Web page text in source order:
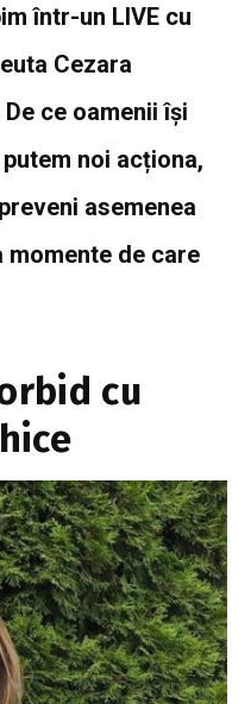
într-un LIVE cu
Cezara
ce oamenii își
noi acționa,
asemenea
momente de care
cu